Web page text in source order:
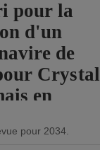
pour la
d'un
de
Crystal
en
pour 2034.